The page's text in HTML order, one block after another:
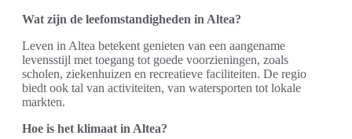
Wat zijn de leefomstandigheden in Altea?
Leven in Altea betekent genieten van een aangename
levensstijl met toegang tot goede voorzieningen, zoals
scholen, ziekenhuizen en recreatieve faciliteiten. De regio
biedt ook tal van activiteiten, van watersporten tot lokale
markten.
Hoe is het klimaat in Altea?